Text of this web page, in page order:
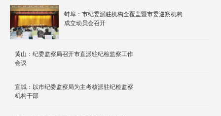
蚌埠：市纪委派驻机构全覆盖暨市委巡察机构
成立动员会召开
黄山：纪委监察局召开市直派驻纪检监察工作
会议
宣城：以市纪委监察局为主考核派驻纪检监察
机构干部